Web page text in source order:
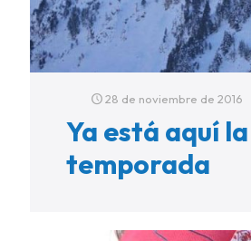
28 de noviembre de 2016
Ya está aquí
temporada